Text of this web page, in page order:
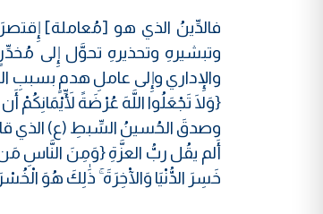
فالدِّينُ الذي هو [مُعاملة] إِقتصرَ
وتبشيرهِ وتحذيرهِ تحوَّل إِلى
والإِداري وإِلى عاملِ هدمٍ بسببِ
{وَلَا تَجْعَلُوا اللَّهَ عُرْضَةً لِّأَيْمَانِكُمْ
وصدقَ الحُسينُ السِّبطِ (ع) الذي قالَ
أَلم يقُل ربُّ العزَّةِ {وَمِنَ النَّاسِ
خَسِرَ الدُّنْيَا وَالْآخِرَةَ ۚ ذَٰلِكَ هُوَ